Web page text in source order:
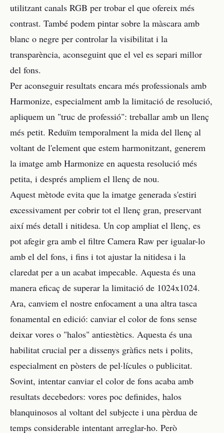
utilitzant canals RGB per trobar el que ofereix més
contrast. També podem pintar sobre la màscara amb
blanc o negre per controlar la visibilitat i la
transparència, aconseguint que el vel es separi millor
del fons.
Per aconseguir resultats encara més professionals amb
Harmonize, especialment amb la limitació de resolució,
apliquem un "truc de professió": treballar amb un llenç
més petit. Reduïm temporalment la mida del llenç al
voltant de l'element que estem harmonitzant, generem
la imatge amb Harmonize en aquesta resolució més
petita, i després ampliem el llenç de nou.
Aquest mètode evita que la imatge generada s'estiri
excessivament per cobrir tot el llenç gran, preservant
així més detall i nitidesa. Un cop ampliat el llenç, es
pot afegir gra amb el filtre Camera Raw per igualar-lo
amb el del fons, i fins i tot ajustar la nitidesa i la
claredat per a un acabat impecable. Aquesta és una
manera eficaç de superar la limitació de 1024x1024.
Ara, canviem el nostre enfocament a una altra tasca
fonamental en edició: canviar el color de fons sense
deixar vores o "halos" antiestètics. Aquesta és una
habilitat crucial per a dissenys gràfics nets i polits,
especialment en pòsters de pel·lícules o publicitat.
Sovint, intentar canviar el color de fons acaba amb
resultats decebedors: vores poc definides, halos
blanquinosos al voltant del subjecte i una pèrdua de
temps considerable intentant arreglar-ho. Però